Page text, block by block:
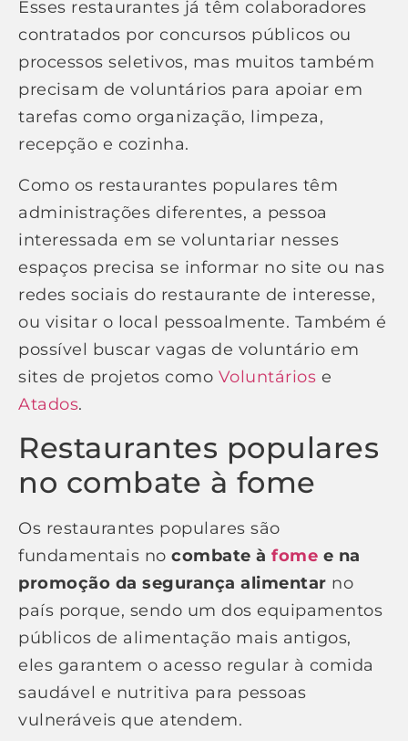
Esses restaurantes já têm colaboradores
contratados por concursos públicos ou
processos seletivos, mas muitos também
precisam de voluntários para apoiar em
tarefas como organização, limpeza,
recepção e cozinha.
Como os restaurantes populares têm
administrações diferentes, a pessoa
interessada em se voluntariar nesses
espaços precisa se informar no site ou nas
redes sociais do restaurante de interesse,
ou visitar o local pessoalmente. Também é
possível buscar vagas de voluntário em
sites de projetos como Voluntários e
Atados.
Restaurantes populares
no combate à fome
Os restaurantes populares são
fundamentais no combate à fome e na
promoção da segurança alimentar no
país porque, sendo um dos equipamentos
públicos de alimentação mais antigos,
eles garantem o acesso regular à comida
saudável e nutritiva para pessoas
vulneráveis que atendem.